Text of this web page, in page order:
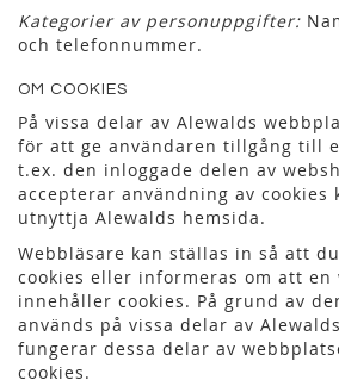
Kategorier av personuppgifter:
och telefonnummer.
OM COOKIES
På vissa delar av Alewalds
för att ge användaren tillgång till
t.ex. den inloggade delen av
accepterar användning av
utnyttja Alewalds hemsida.
Webbläsare kan ställas in så att
cookies eller informeras om att en
innehåller cookies. På grund av
används på vissa delar av
fungerar dessa delar av
cookies.